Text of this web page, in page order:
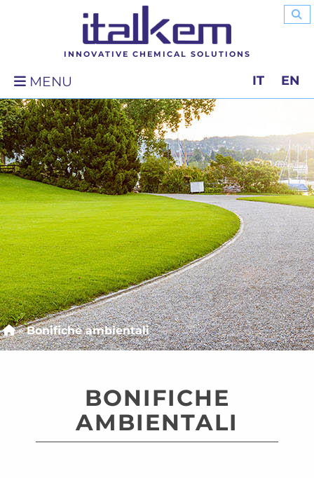
INNOVATIVE CHEMICAL SOLUTIONS
MENU IT EN
»Bonifiche ambientali
BONIFICHE
AMBIENTALI